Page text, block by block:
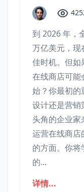
到 2026 年，
万亿美元，现
佳时机。但如
在线商店可能
始？你最初的
设计还是营销
头角的企业家
运营在线商店
的方面。你
的...
详情...